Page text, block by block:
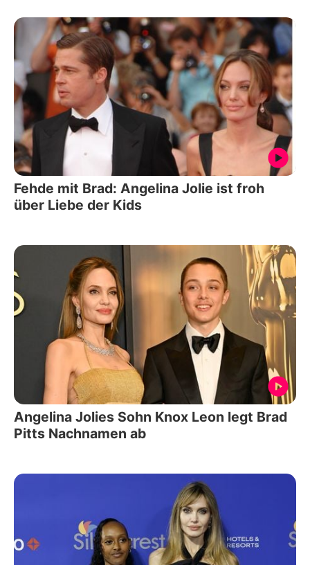
Fehde mit Brad: Angelina Jolie ist froh
über Liebe der Kids
Angelina Jolies Sohn Knox Leon legt Brad
Pitts Nachnamen ab